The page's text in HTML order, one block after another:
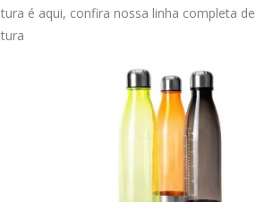
é aqui, confira nossa linha completa de